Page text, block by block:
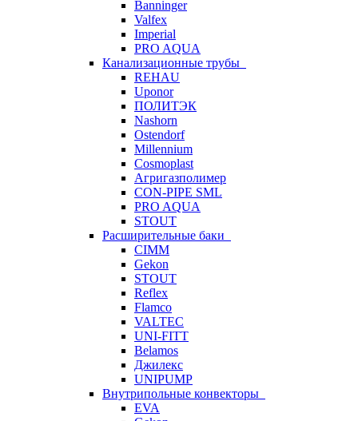
Banninger
Valfex
Imperial
PRO AQUA
Канализационные трубы
REHAU
Uponor
ПОЛИТЭК
Nashorn
Ostendorf
Millennium
Cosmoplast
Агригазполимер
CON-PIPE SML
PRO AQUA
STOUT
Расширительные баки
CIMM
Gekon
STOUT
Reflex
Flamco
VALTEC
UNI-FITT
Belamos
Джилекс
UNIPUMP
Внутрипольные конвекторы
EVA